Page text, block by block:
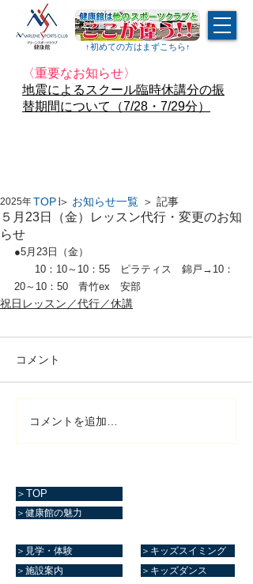
↑​初めての方はまずこちら↑
〈重要なお知らせ〉
地震によるスクール臨時休講分の振
替期間について（7/28・7/29分）
５月23日（金）レッスン代行・変更のお知
らせ
2025年5月2日
●5月23日（金）
10：10～10：55　ピラティス　錦戸→10：
20～10：50　青竹ex　安部
祝日レッスン／代行／休講
コメント
コメントを追加…
TOP＞ お知らせ一覧 ＞ 記事
＞TOP
＞健康館の魅力
＞見学・体験
＞施設案内
＞キッズスイミング
＞キッズダンス